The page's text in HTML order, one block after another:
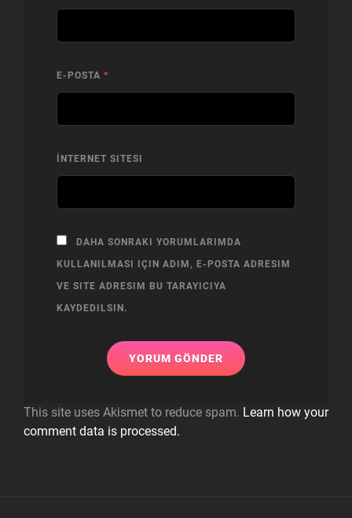
E-POSTA *
İNTERNET SITESI
DAHA SONRAKI YORUMLARIMDA
KULLANILMASI IÇIN ADIM, E-POSTA ADRESIM
VE SITE ADRESIM BU TARAYICIYA
KAYDEDILSIN.
This site uses Akismet to reduce spam. Learn how your
comment data is processed.